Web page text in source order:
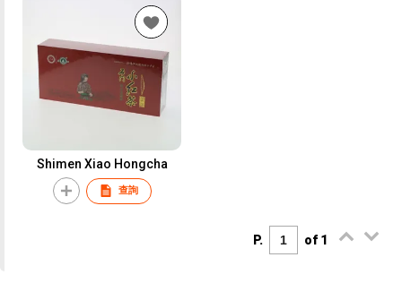
Shimen Xiao Hongcha
查詢
P. of 1